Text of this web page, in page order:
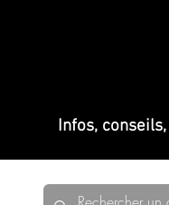
Infos,